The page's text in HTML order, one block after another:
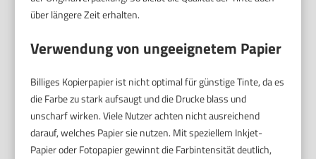
über längere Zeit erhalten.
Verwendung von ungeeignetem Papier
Billiges Kopierpapier ist nicht optimal für günstige Tinte, da es
die Farbe zu stark aufsaugt und die Drucke blass und
unscharf wirken. Viele Nutzer achten nicht ausreichend
darauf, welches Papier sie nutzen. Mit speziellem Inkjet-
Papier oder Fotopapier gewinnt die Farbintensität deutlich,